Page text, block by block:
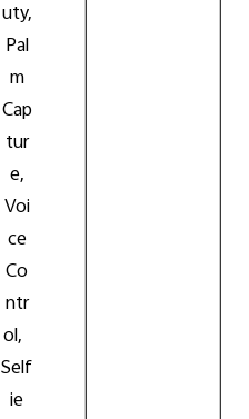
uty,
Pal
m
Cap
tur
e,
Voi
ce
Co
ntr
ol,
Self
ie